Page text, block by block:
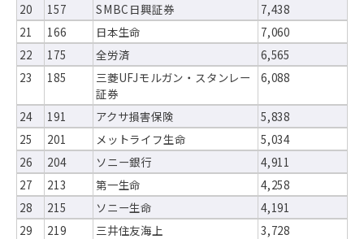
20
157 SMBC日興証券
7,438
21
166 日本生命
7,060
22
175 全労済
6,565
23
185
三菱UFJモルガン・スタンレー
証券
6,088
24 191 アクサ損害保険
5,838
25
201 メットライフ生命
5,034
26
204 ソニー銀行
4,911
27
213 第一生命
4,258
28
215 ソニー生命
4,191
29
219 三井住友海上
3,728